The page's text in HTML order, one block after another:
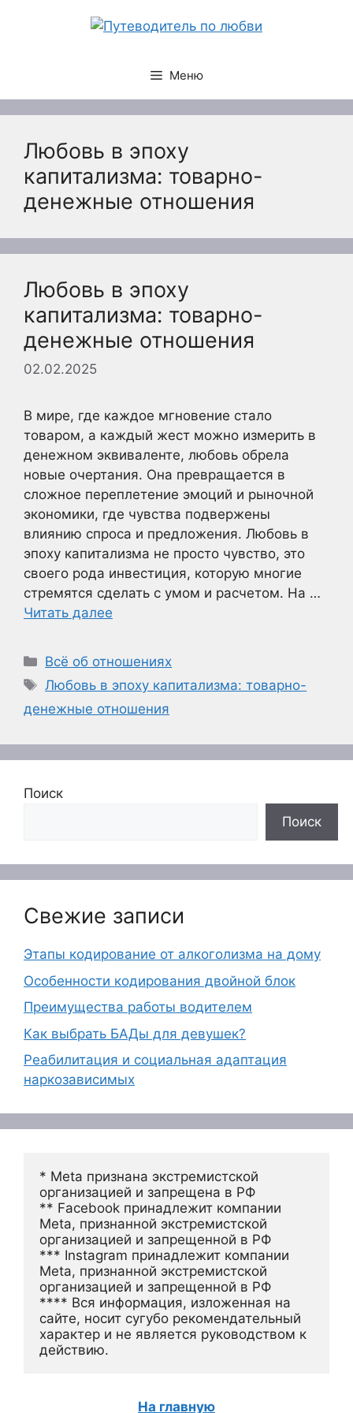
Меню
Любовь в эпоху
капитализма: товарно-
денежные отношения
Любовь в эпоху
капитализма: товарно-
денежные отношения
02.02.2025
В мире, где каждое мгновение стало
товаром, а каждый жест можно измерить в
денежном эквиваленте, любовь обрела
новые очертания. Она превращается в
сложное переплетение эмоций и рыночной
экономики, где чувства подвержены
влиянию спроса и предложения. Любовь в
эпоху капитализма не просто чувство, это
своего рода инвестиция, которую многие
стремятся сделать с умом и расчетом. На …
Читать далее
Рубрики
Всё об отношениях
Метки
Любовь в эпоху капитализма: товарно-
денежные отношения
Поиск
Поиск
Свежие записи
Этапы кодирование от алкоголизма на дому
Особенности кодирования двойной блок
Преимущества работы водителем
Как выбрать БАДы для девушек?
Реабилитация и социальная адаптация
наркозависимых
* Meta признана экстремистской
организацией и запрещена в РФ
** Facebook принадлежит компании
Meta, признанной экстремистской
организацией и запрещенной в РФ
*** Instagram принадлежит компании
Meta, признанной экстремистской
организацией и запрещенной в РФ
**** Вся информация, изложенная на
сайте, носит сугубо рекомендательный
характер и не является руководством к
действию.
На главную